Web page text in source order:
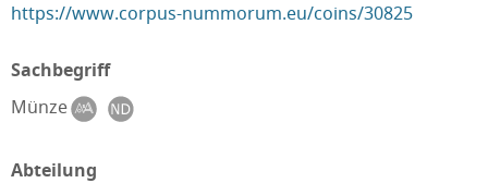
https://www.corpus-nummorum.eu/coins/30825
Sachbegriff
Münze
Abteilung